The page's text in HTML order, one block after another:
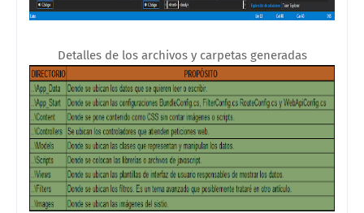
Detalles de los archivos y carpetas generadas